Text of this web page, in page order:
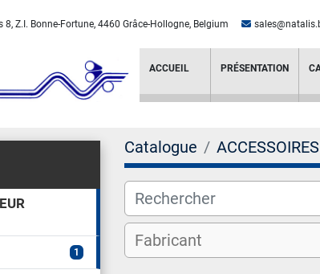
8, Z.I. Bonne-Fortune, 4460 Grâce-Hollogne, Belgium
ACCUEIL PRÉSENTATION
1
Catalogue